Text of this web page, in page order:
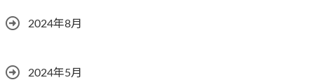
2024年8月
2024年5月